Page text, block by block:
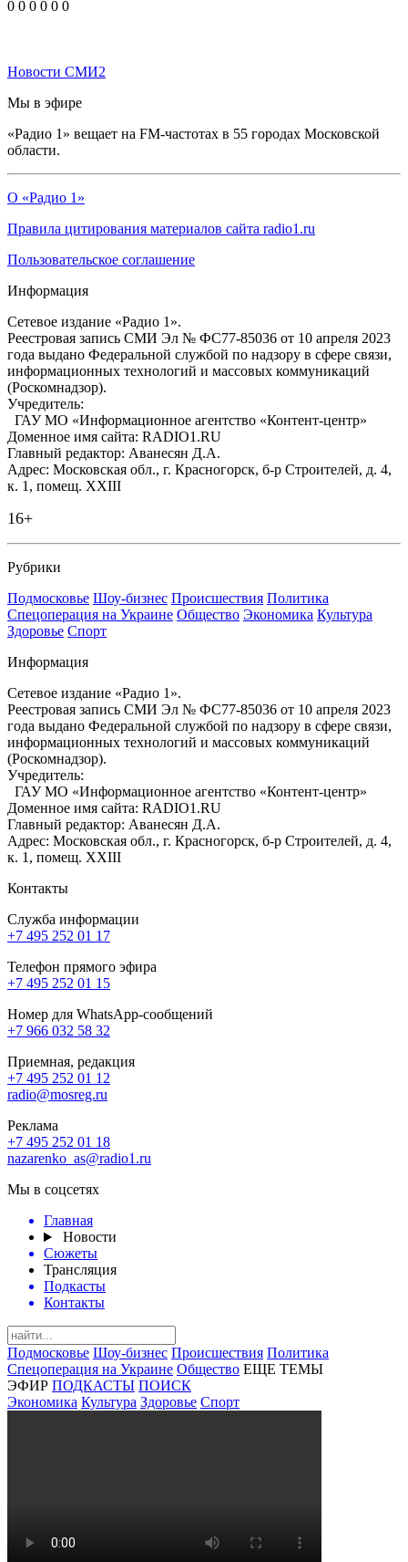
0 0 0 0 0 0
Новости СМИ2
Мы в эфире
«Радио 1» вещает на FM-частотах в 55 городах Московской
области.
О «Радио 1»
Правила цитирования материалов сайта radio1.ru
Пользовательское соглашение
Информация
Сетевое издание «Радио 1».
Реестровая запись СМИ Эл № ФС77-85036 от 10 апреля 2023
года выдано Федеральной службой по надзору в сфере связи,
информационных технологий и массовых коммуникаций
(Роскомнадзор).
Учредитель:
ГАУ МО «Информационное агентство «Контент-центр»
Доменное имя сайта: RADIO1.RU
Главный редактор: Аванесян Д.А.
Адрес: Московская обл., г. Красногорск, б-р Строителей, д. 4,
к. 1, помещ. XXIII
16+
Рубрики
Подмосковье Шоу-бизнес Происшествия Политика
Спецоперация на Украине Общество Экономика Культура
Здоровье Спорт
Информация
Сетевое издание «Радио 1».
Реестровая запись СМИ Эл № ФС77-85036 от 10 апреля 2023
года выдано Федеральной службой по надзору в сфере связи,
информационных технологий и массовых коммуникаций
(Роскомнадзор).
Учредитель:
ГАУ МО «Информационное агентство «Контент-центр»
Доменное имя сайта: RADIO1.RU
Главный редактор: Аванесян Д.А.
Адрес: Московская обл., г. Красногорск, б-р Строителей, д. 4,
к. 1, помещ. XXIII
Контакты
Служба информации
+7 495 252 01 17
Телефон прямого эфира
+7 495 252 01 15
Номер для WhatsApp-сообщений
+7 966 032 58 32
Приемная, редакция
+7 495 252 01 12
radio@mosreg.ru
Реклама
+7 495 252 01 18
nazarenko_as@radio1.ru
Мы в соцсетях
Главная
Новости
Сюжеты
Трансляция
Подкасты
Контакты
Подмосковье Шоу-бизнес Происшествия Политика
Спецоперация на Украине Общество ЕЩЕ ТЕМЫ
ЭФИР ПОДКАСТЫ ПОИСК
Экономика Культура Здоровье Спорт